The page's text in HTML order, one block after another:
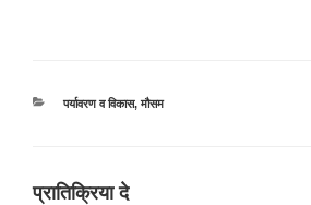
श्रेणियाँ
पर्यावरण व विकास, मौसम
प्रातिक्रिया दे